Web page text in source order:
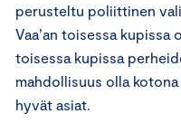
perusteltu poliittinen
Vaa’an toisessa
toisessa kupissa
mahdollisuus olla
hyvät asiat.